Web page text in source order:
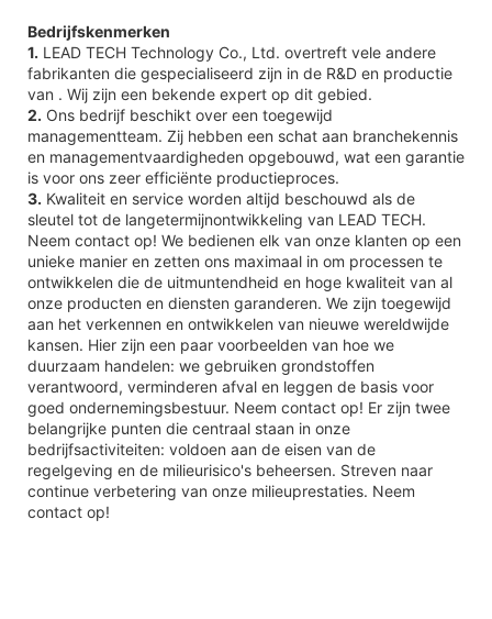
Bedrijfskenmerken
1. LEAD TECH Technology Co., Ltd. overtreft vele andere
fabrikanten die gespecialiseerd zijn in de R&D en productie
van . Wij zijn een bekende expert op dit gebied.
2. Ons bedrijf beschikt over een toegewijd
managementteam. Zij hebben een schat aan branchekennis
en managementvaardigheden opgebouwd, wat een garantie
is voor ons zeer efficiënte productieproces.
3. Kwaliteit en service worden altijd beschouwd als de
sleutel tot de langetermijnontwikkeling van LEAD TECH.
Neem contact op! We bedienen elk van onze klanten op een
unieke manier en zetten ons maximaal in om processen te
ontwikkelen die de uitmuntendheid en hoge kwaliteit van al
onze producten en diensten garanderen. We zijn toegewijd
aan het verkennen en ontwikkelen van nieuwe wereldwijde
kansen. Hier zijn een paar voorbeelden van hoe we
duurzaam handelen: we gebruiken grondstoffen
verantwoord, verminderen afval en leggen de basis voor
goed ondernemingsbestuur. Neem contact op! Er zijn twee
belangrijke punten die centraal staan ​​in onze
bedrijfsactiviteiten: voldoen aan de eisen van de
regelgeving en de milieurisico's beheersen. Streven naar
continue verbetering van onze milieuprestaties. Neem
contact op!